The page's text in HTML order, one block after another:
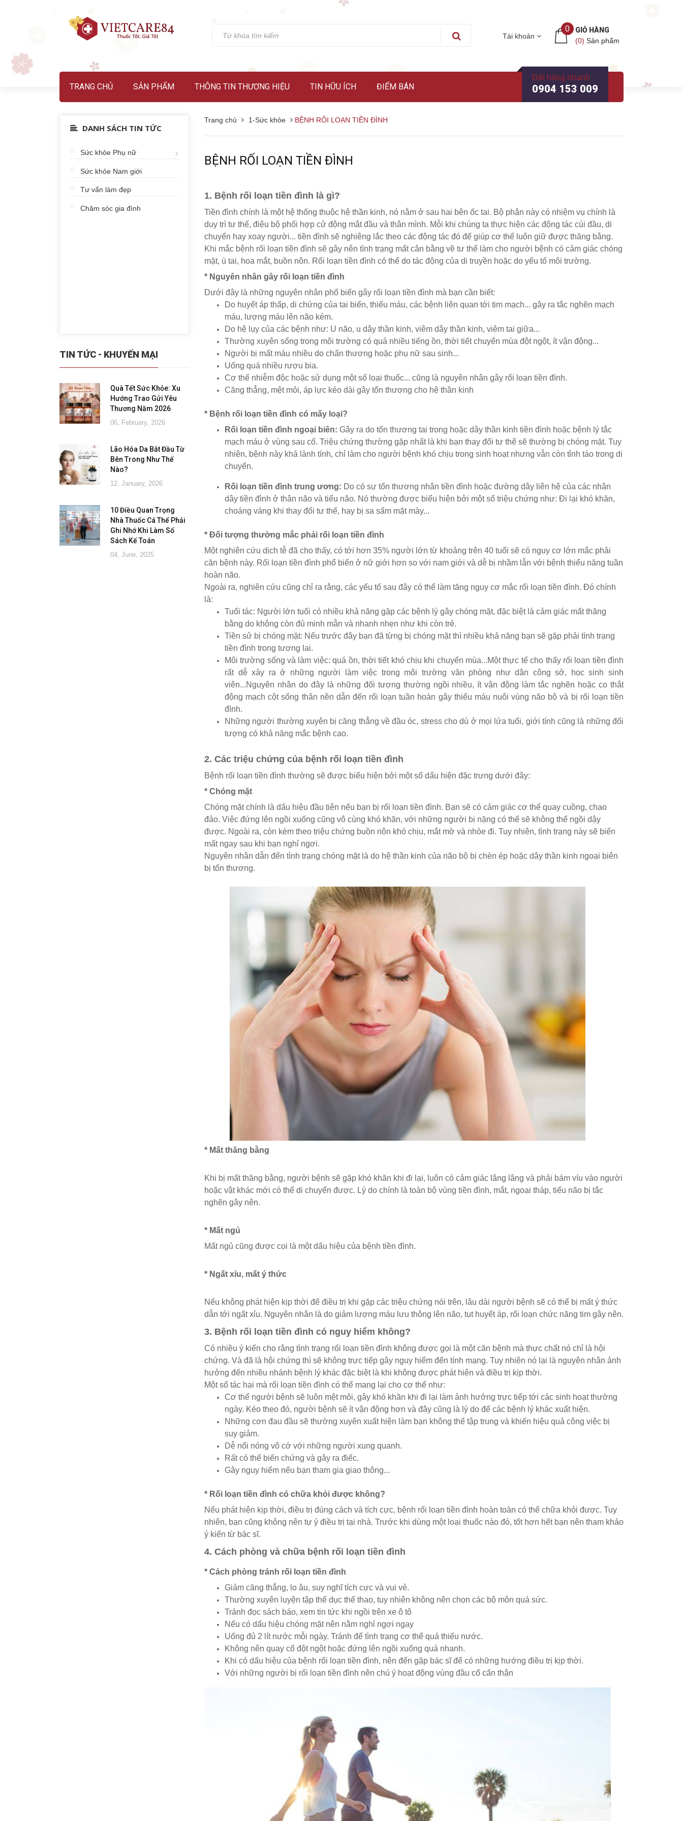
Tài khoản
0
GIỎ HÀNG
(0) Sản phẩm
TRANG CHỦ SẢN PHẨM THÔNG TIN THƯƠNG HIỆU TIN HỮU ÍCH ĐIỂM BÁN
Đặt hàng nhanh
0904 153 009
Trang chủ 1-Sức khỏe BỆNH RỐI LOẠN TIỀN ĐÌNH
BỆNH RỐI LOẠN TIỀN ĐÌNH
1. Bệnh rối loạn tiền đình là gì?
Tiền đình chính là một hệ thống thuộc hệ thần kinh, nó nằm ở sau hai bên ốc tai. Bộ phận này có nhiệm vụ chính là
duy trì tư thế, điệu bộ phối hợp cử động mắt đầu và thân mình. Mỗi khi chúng ta thực hiện các động tác cúi đầu, di
chuyển hay xoay người... tiền đình sẽ nghiêng lắc theo các động tác đó để giúp cơ thể luôn giữ được thăng bằng.
Khi mắc bệnh rối loạn tiền đình sẽ gây nên tình trạng mất cân bằng về tư thế làm cho người bệnh có cảm giác chóng
mặt, ù tai, hoa mắt, buồn nôn. Rối loạn tiền đình có thể do tác động của di truyền hoặc do yếu tố môi trường.
* Nguyên nhân gây rối loạn tiền đình
Dưới đây là những nguyên nhân phổ biến gây rối loạn tiền đình mà bạn cần biết:
Do huyết áp thấp, di chứng của tai biến, thiếu máu, các bệnh liên quan tới tim mạch... gây ra tắc nghẽn mạch
máu, lượng máu lên não kém.
Do hệ lụy của các bệnh như: U não, u dây thần kinh, viêm dây thần kinh, viêm tai giữa...
Thường xuyên sống trong môi trường có quá nhiều tiếng ồn, thời tiết chuyển mùa đột ngột, ít vận động...
Người bị mất máu nhiều do chấn thương hoặc phụ nữ sau sinh...
Uống quá nhiều rượu bia.
Cơ thể nhiễm độc hoặc sử dụng một số loại thuốc... cũng là nguyên nhân gây rối loạn tiền đình.
Căng thẳng, mệt mỏi, áp lực kéo dài gây tổn thương cho hệ thần kinh
* Bệnh rối loạn tiền đình có mấy loại?
Rối loạn tiền đình ngoại biên: Gây ra do tổn thương tai trong hoặc dây thần kinh tiền đình hoặc bệnh lý tắc
mạch máu ở vùng sau cổ. Triệu chứng thường gặp nhất là khi bạn thay đổi tư thế sẽ thường bị chóng mặt. Tuy
nhiên, bệnh này khá lành tính, chỉ làm cho người bệnh khó chịu trong sinh hoạt nhưng vẫn còn tỉnh táo trong di
chuyển.
Rối loạn tiền đình trung ương: Do có sự tổn thương nhân tiền đình hoặc đường dây liên hệ của các nhân
dây tiền đình ở thân não và tiểu não. Nó thường được biểu hiện bởi một số triệu chứng như: Đi lại khó khăn,
choáng váng khi thay đổi tư thế, hay bị sa sẩm mặt mày...
* Đối tượng thường mắc phải rối loạn tiền đình
Một nghiên cứu dịch tễ đã cho thấy, có tới hơn 35% người lớn từ khoảng trên 40 tuổi sẽ có nguy cơ lớn mắc phải
căn bệnh này. Rối loạn tiền đình phổ biến ở nữ giới hơn so với nam giới và dễ bị nhầm lẫn với bệnh thiểu năng tuần
hoàn não.
Ngoài ra, nghiên cứu cũng chỉ ra rằng, các yếu tố sau đây có thể làm tăng nguy cơ mắc rối loạn tiền đình. Đó chính
là:
Tuổi tác: Người lớn tuổi có nhiều khả năng gặp các bệnh lý gây chóng mặt, đặc biệt là cảm giác mất thăng
bằng do không còn đủ minh mẫn và nhanh nhẹn như khi còn trẻ.
Tiền sử bị chóng mặt: Nếu trước đây bạn đã từng bị chóng mặt thì nhiều khả năng bạn sẽ gặp phải tình trạng
tiền đình trong tương lai.
Môi trường sống và làm việc: quá ồn, thời tiết khó chịu khi chuyển mùa...Một thực tế cho thấy rối loạn tiền đình
rất dễ xảy ra ở những người làm việc trong môi trường văn phòng như dân công sở, học sinh sinh
viên...Nguyên nhân do đây là những đối tượng thường ngồi nhiều, ít vận động làm tắc nghẽn hoặc co thắt
động mạch cột sống thân nền dẫn đến rối loạn tuần hoàn gây thiếu máu nuôi vùng não bộ và bị rối loạn tiền
đình.
Những người thường xuyên bị căng thẳng về đầu óc, stress cho dù ở mọi lứa tuổi, giới tính cũng là những đối
tượng có khả năng mắc bệnh cao.
2. Các triệu chứng của bệnh rối loạn tiền đình
Bệnh rối loạn tiền đình thường sẽ được biểu hiện bởi một số dấu hiện đặc trưng dưới đây:
* Chóng mặt
Chóng mặt chính là dấu hiệu đầu tiên nếu bạn bị rối loạn tiền đình. Bạn sẽ có cảm giác cơ thể quay cuồng, chao
đảo. Việc đứng lên ngồi xuống cũng vô cùng khó khăn, với những người bị nặng có thể sẽ không thể ngồi dậy
được. Ngoài ra, còn kèm theo triệu chứng buồn nôn khó chịu, mắt mờ và nhòe đi. Tuy nhiên, tình trạng này sẽ biến
mất ngay sau khi bạn nghỉ ngơi.
Nguyên nhân dẫn đến tình trạng chóng mặt là do hệ thần kinh của não bộ bị chèn ép hoặc dây thần kinh ngoại biên
bị tổn thương.
* Mất thăng bằng
Khi bị mất thăng bằng, người bệnh sẽ gặp khó khăn khi đi lại, luôn có cảm giác lâng lâng và phải bám víu vào người
hoặc vật khác mới có thể di chuyển được. Lý do chính là toàn bộ vùng tiền đình, mắt, ngoại tháp, tiểu não bị tắc
nghẽn gây nên.
* Mất ngủ
Mất ngủ cũng được coi là một dấu hiệu của bệnh tiền đình.
* Ngất xỉu, mất ý thức
Nếu không phát hiện kịp thời để điều trị khi gặp các triệu chứng nói trên, lâu dài người bệnh sẽ có thể bị mất ý thức
dẫn tới ngất xỉu. Nguyên nhân là do giảm lượng máu lưu thông lên não, tụt huyết áp, rối loạn chức năng tim gây nên.
3. Bệnh rối loạn tiền đình có nguy hiểm không?
Có nhiều ý kiến cho rằng tình trạng rối loạn tiền đình không được gọi là một căn bệnh mà thực chất nó chỉ là hội
chứng. Và đã là hội chứng thì sẽ không trực tiếp gây nguy hiểm đến tính mạng. Tuy nhiên nó lại là nguyên nhân ảnh
hưởng đến nhiều nhánh bệnh lý khác đặc biệt là khi không được phát hiện và điều trị kịp thời.
Một số tác hại mà rối loạn tiền đình có thể mang lại cho cơ thể như:
Cơ thể người bệnh sẽ luôn mệt mỏi, gây khó khăn khi đi lại làm ảnh hưởng trực tiếp tới các sinh hoạt thường
ngày. Kéo theo đó, người bệnh sẽ ít vận động hơn và đây cũng là lý do để các bệnh lý khác xuất hiện.
Những cơn đau đầu sẽ thường xuyên xuất hiện làm bạn không thể tập trung và khiến hiệu quả công việc bị
suy giảm.
Dễ nổi nóng vô cớ với những người xung quanh.
Rất có thể biến chứng và gây ra điếc.
Gây nguy hiểm nếu bạn tham gia giao thông...
* Rối loạn tiền đình có chữa khỏi được không?
Nếu phát hiện kịp thời, điều trị đúng cách và tích cực, bệnh rối loạn tiền đình hoàn toàn có thể chữa khỏi được. Tuy
nhiên, bạn cũng không nên tự ý điều trị tại nhà. Trước khi dùng một loại thuốc nào đó, tốt hơn hết bạn nên tham khảo
ý kiến từ bác sĩ.
4. Cách phòng và chữa bệnh rối loạn tiền đình
* Cách phòng tránh rối loạn tiền đình
Giảm căng thẳng, lo âu, suy nghĩ tích cực và vui vẻ.
Thường xuyên luyện tập thể dục thể thao, tuy nhiên không nên chọn các bộ môn quá sức.
Tránh đọc sách báo, xem tin tức khi ngồi trên xe ô tô
Nếu có dấu hiệu chóng mặt nên nằm nghỉ ngơi ngay
Uống đủ 2 lít nước mỗi ngày. Tránh để tình trạng cơ thể quá thiếu nước.
Không nên quay cổ đột ngột hoặc đứng lên ngồi xuống quá nhanh.
Khi có dấu hiệu của bệnh rối loạn tiền đình, nên đến gặp bác sĩ để có những hướng điều trị kịp thời.
Với những người bị rối loạn tiền đình nên chú ý hoạt động vùng đầu cổ cẩn thận
DANH SÁCH TIN TỨC
Sức khỏe Phụ nữ
Sức khỏe Nam giới
Tư vấn làm đẹp
Chăm sóc gia đình
TIN TỨC - KHUYẾN MẠI
Quà Tết Sức Khỏe: Xu
Hướng Trao Gửi Yêu
Thương Năm 2026
06, February, 2026
Lão Hóa Da Bắt Đầu Từ
Bên Trong Như Thế
Nào?
12, January, 2026
10 Điều Quan Trọng
Nhà Thuốc Cá Thể Phải
Ghi Nhớ Khi Làm Sổ
Sách Kế Toán
04, June, 2025